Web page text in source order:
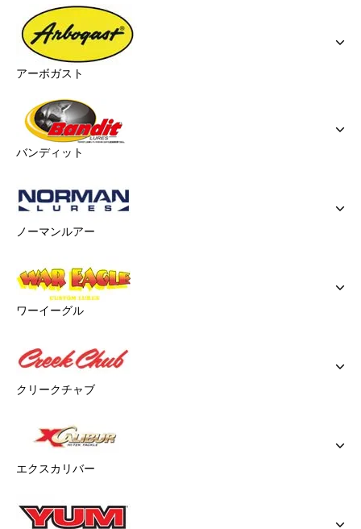
アーボガスト
バンディット
ノーマンルアー
ワーイーグル
クリークチャブ
エクスカリバー